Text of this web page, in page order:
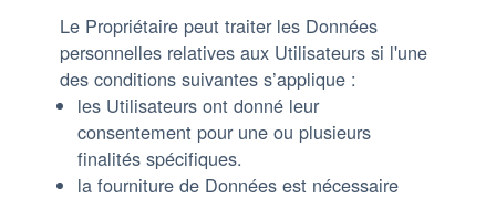
Le Propriétaire peut traiter les Données
personnelles relatives aux Utilisateurs si l'une
des conditions suivantes s’applique :
les Utilisateurs ont donné leur
consentement pour une ou plusieurs
finalités spécifiques.
la fourniture de Données est nécessaire